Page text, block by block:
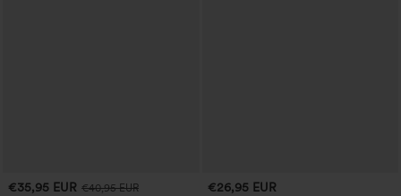
€35,95 EUR €40,95 EUR
€26,95 EUR